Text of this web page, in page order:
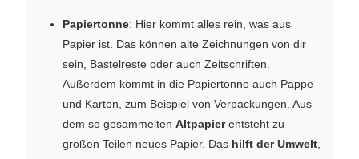
Papiertonne: Hier kommt alles rein, was aus
Papier ist. Das können alte Zeichnungen von dir
sein, Bastelreste oder auch Zeitschriften.
Außerdem kommt in die Papiertonne auch Pappe
und Karton, zum Beispiel von Verpackungen. Aus
dem so gesammelten Altpapierentsteht zu
großen Teilen neues Papier. Das hilft der Umwelt